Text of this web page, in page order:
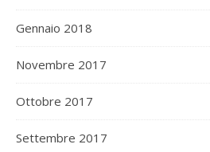
Gennaio 2018
Novembre 2017
Ottobre 2017
Settembre 2017